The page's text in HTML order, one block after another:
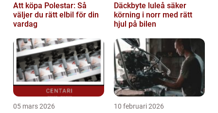
Att köpa Polestar: Så
väljer du rätt elbil för din
vardag
Däckbyte luleå säker
körning i norr med rätt
hjul på bilen
05 mars 2026 10 februari 2026